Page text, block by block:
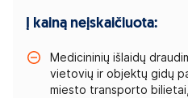
Į kainą neįskaičiuota:
Medicininių išlaidų
vietovių ir objektų gidų
miesto transporto